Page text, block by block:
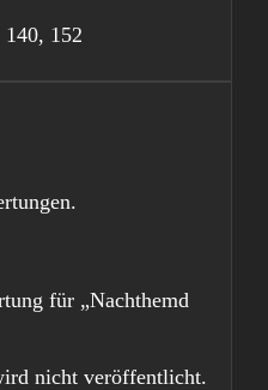
140, 152
für „Nachthemd
nicht veröffentlicht.